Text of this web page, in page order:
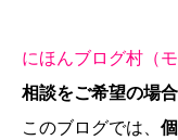
にほんブログ村（モ
相談をご希望の場
このブログでは、